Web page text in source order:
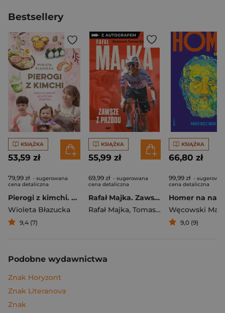
Bestsellery
KSIĄŻKA
53,59 zł
79,99 zł - sugerowana
cena detaliczna
Pierogi z kimchi. Moje ulubione azjatyckie przepisy
Wioleta Błazucka
9,4 (7)
KSIĄŻKA
55,99 zł
69,99 zł - sugerowana
cena detaliczna
Rafał Majka. Zawsze z przodu. Rozmawia Tomasz Kalemba - książka z autografem
Rafał Majka, Tomasz Kalemba
KSIĄŻKA
66,80 zł
99,99 zł -
cena detaliczna
Węcowski
9,0 (9)
Podobne wydawnictwa
Znak Horyzont
Znak Literanova
Znak